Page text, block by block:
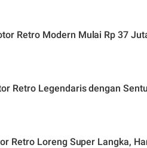
Retro Modern Mulai Rp 37
Retro Legendaris dengan
Retro Loreng Super Langka,